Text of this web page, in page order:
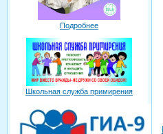
Подробнее
Школьная служба примирения